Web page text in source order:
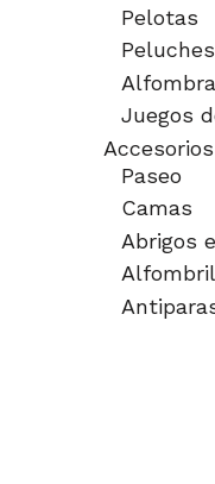
Pelotas
Peluches
Juegos
Accesorios
Paseo
Camas
Abrigos